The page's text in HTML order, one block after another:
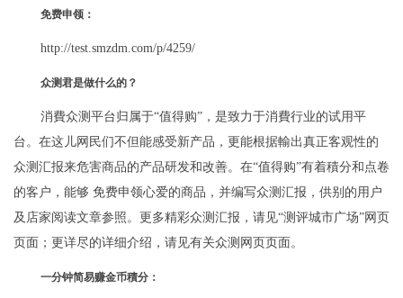
免费申领：
http://test.smzdm.com/p/4259/
众测君是做什么的？
消費众测平台归属于“值得购”，是致力于消費行业的试用平
台。在这儿网民们不但能感受新产品，更能根据輸出真正客观性的
众测汇报来危害商品的产品研发和改善。在“值得购”有着積分和点卷
的客户，能够 免费申领心爱的商品，并编写众测汇报，供别的用户
及店家阅读文章参照。更多精彩众测汇报，请见“测评城市广场”网页
页面；更详尽的详细介绍，请见有关众测网页页面。
一分钟简易赚金币積分：